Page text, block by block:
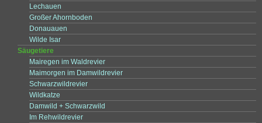
Lechauen
Großer Ahornboden
Donauauen
Wilde Isar
Säugetiere
Mairegen im Waldrevier
Maimorgen im Damwildrevier
Schwarzwildrevier
Wildkatze
Damwild + Schwarzwild
Im Rehwildrevier